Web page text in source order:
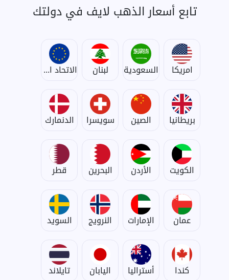
تابع أسعار الذهب لايف في دولتك
امريكا السعودية لبنان الاتحاد الأوروبي
بريطانيا الصين سويسرا الدنمارك
الكويت الأردن البحرين قطر
عمان الإمارات النرويج السويد
كندا أستراليا اليابان تايلاند